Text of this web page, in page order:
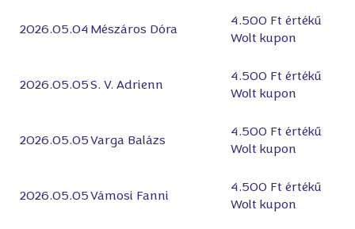
2026.05.04 Mészáros Dóra
4.500 Ft értékű
Wolt kupon
2026.05.05S. V. Adrienn
4.500 Ft értékű
Wolt kupon
2026.05.05Varga Balázs
4.500 Ft értékű
Wolt kupon
2026.05.05Vámosi Fanni
4.500 Ft értékű
Wolt kupon